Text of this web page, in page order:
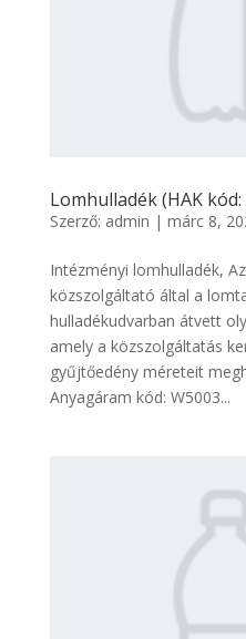
Lomhulladék (HAK kód:
Szerző: admin | márc 8,
Intézményi lomhulladék,
közszolgáltató által a
hulladékudvarban átvett
amely a közszolgáltatás
gyűjtőedény méreteit
Anyagáram kód: W5003...